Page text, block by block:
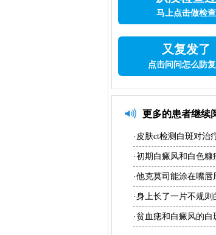
马上点击做检查
又复发了
点击问问怎么防
更多的患者继续
·皮肤ct检测白斑对治
·初期白癜风和白色糠
·他克莫司能涂在嘴唇
·身上长了一片不规则
·贫血痣和白癜风的白